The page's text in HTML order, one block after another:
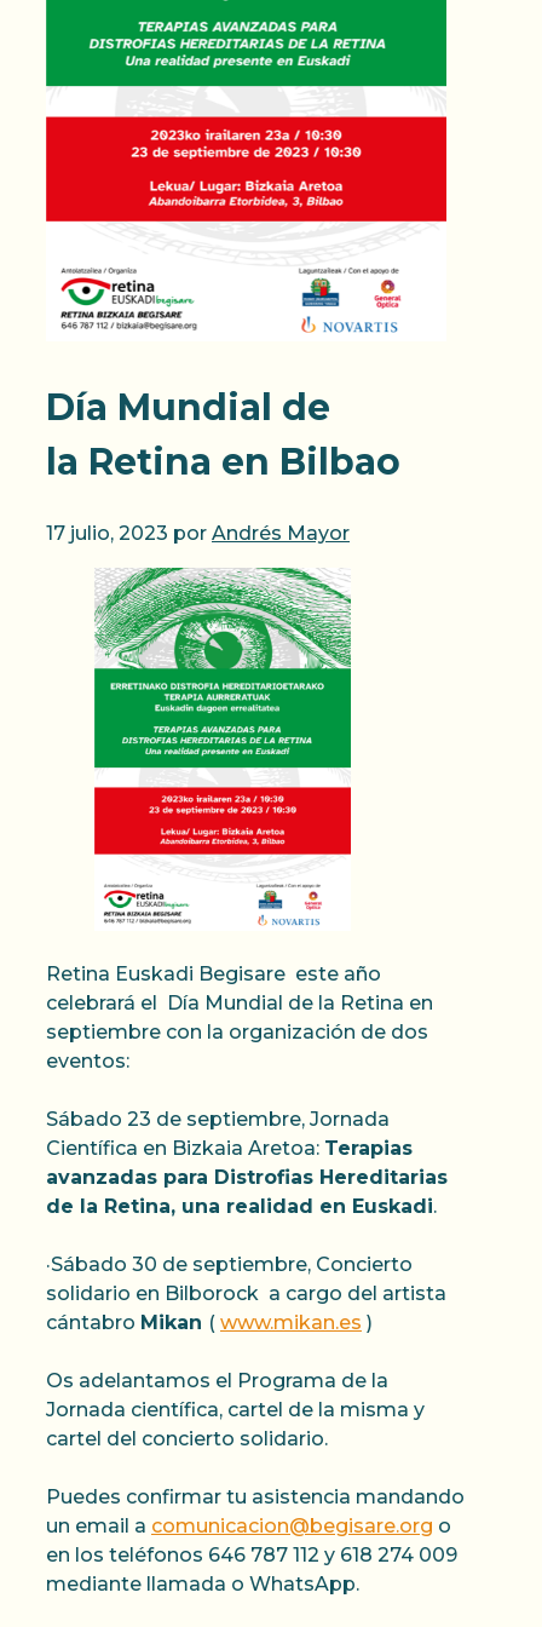
Día Mundial de
la Retina en Bilbao
17 julio, 2023 por Andrés Mayor
Retina Euskadi Begisare este año
celebrará el Día Mundial de la Retina en
septiembre con la organización de dos
eventos:
Sábado 23 de septiembre, Jornada
Científica en Bizkaia Aretoa: Terapias
avanzadas para Distrofias Hereditarias
de la Retina, una realidad en Euskadi.
·Sábado 30 de septiembre, Concierto
solidario en Bilborock a cargo del artista
cántabro Mikan ( www.mikan.es )
Os adelantamos el Programa de la
Jornada científica, cartel de la misma y
cartel del concierto solidario.
Puedes confirmar tu asistencia mandando
un email a comunicacion@begisare.org o
en los teléfonos 646 787 112 y 618 274 009
mediante llamada o WhatsApp.